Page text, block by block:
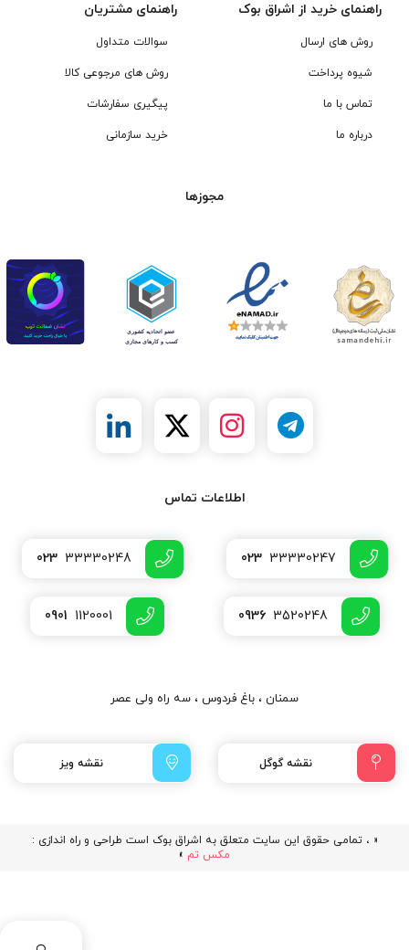
راهنمای خرید از اشراق بوک
روش های ارسال
شیوه پرداخت
تماس با ما
درباره ما
راهنمای مشتریان
سوالات متداول
روش های مرجوعی کالا
پیگیری سفارشات
خرید سازمانی
مجوزها
اطلاعات تماس
023 33330247
023 33330248
0936 3520248
0901 1120001
سمنان ، باغ فردوس ، سه راه ولی عصر
نقشه گوگل نقشه ویز
« ، تمامی حقوق این سایت متعلق به اشراق بوک است طراحی و راه اندازی :
مکس تم »